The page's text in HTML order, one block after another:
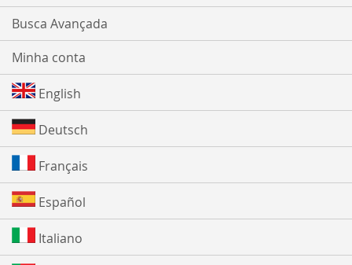
Busca Avançada
Minha conta
English
Deutsch
Français
Español
Italiano